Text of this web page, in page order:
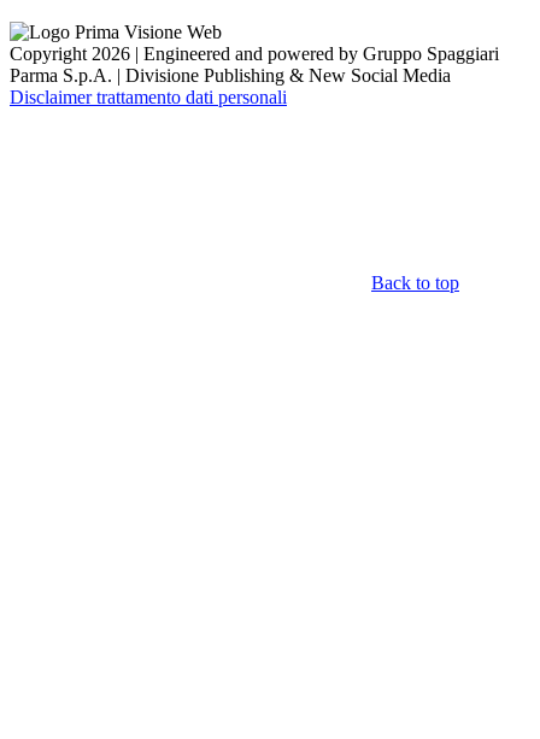
Copyright 2026 | Engineered and powered by Gruppo Spaggiari
Parma S.p.A. | Divisione Publishing & New Social Media
Disclaimer trattamento dati personali
Back to top